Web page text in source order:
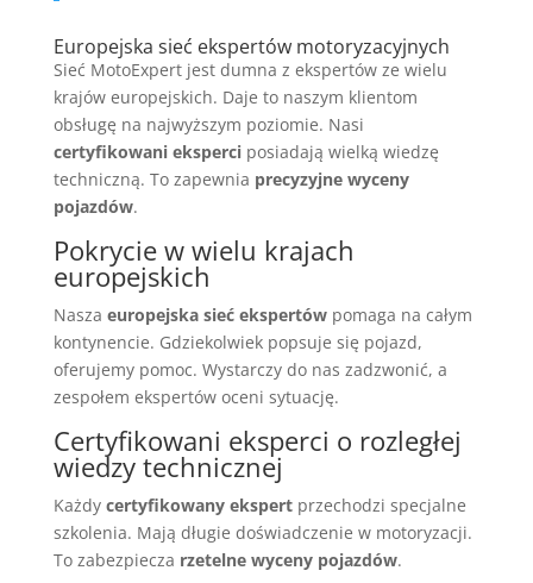
Europejska sieć ekspertów motoryzacyjnych
Sieć MotoExpert jest dumna z ekspertów ze wielu
krajów europejskich. Daje to naszym klientom
obsługę na najwyższym poziomie. Nasi
certyfikowani eksperciposiadają wielką wiedzę
techniczną. To zapewnia precyzyjne wyceny
pojazdów.
Pokrycie w wielu krajach
europejskich
Nasza europejska sieć ekspertówpomaga na całym
kontynencie. Gdziekolwiek popsuje się pojazd,
oferujemy pomoc. Wystarczy do nas zadzwonić, a
zespołem ekspertów oceni sytuację.
Certyfikowani eksperci o rozległej
wiedzy technicznej
Każdy certyfikowany ekspertprzechodzi specjalne
szkolenia. Mają długie doświadczenie w motoryzacji.
To zabezpiecza rzetelne wyceny pojazdów.